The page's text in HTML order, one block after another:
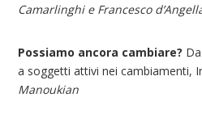
Camarlinghi e Francesco
Possiamo ancora cambiare?
a soggetti attivi nei cambiamenti,
Manoukian